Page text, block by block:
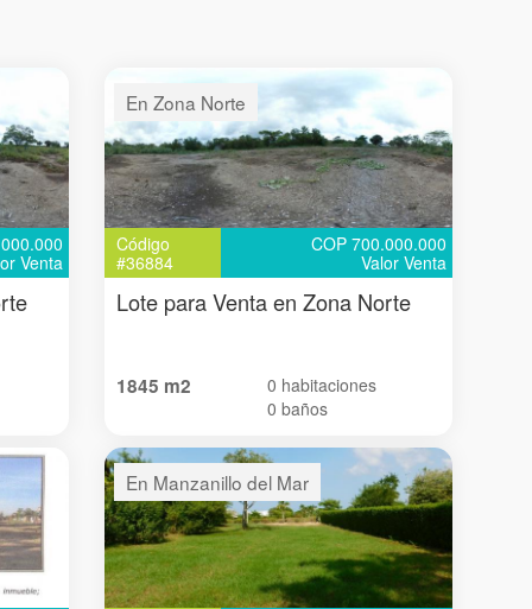
Venta
En Zona Norte
Código
#36884
COP 700.000.000
Valor Venta
Lote para Venta en Zona Norte
1845 m2
0 habitaciones
0 baños
En Manzanillo del Mar